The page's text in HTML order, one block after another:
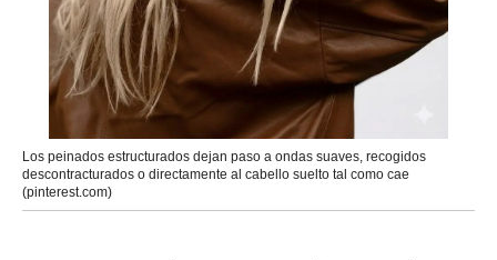
Los peinados estructurados dejan paso a ondas suaves, recogidos
descontracturados o directamente al cabello suelto tal como cae
(pinterest.com)